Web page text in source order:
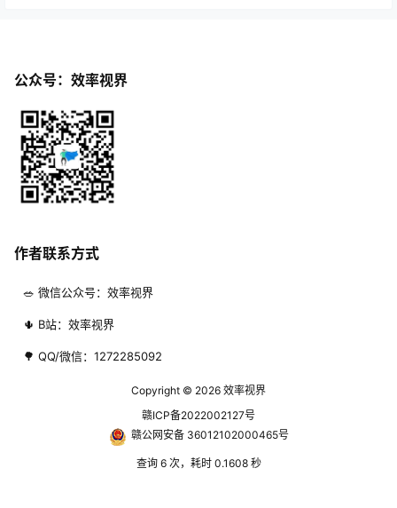
公众号：效率视界
作者联系方式
🥗 微信公众号：效率视界
🌵 B站：效率视界
🌳 QQ/微信：1272285092
Copyright © 2026 效率视界
赣ICP备2022002127号
赣公网安备 36012102000465号
查询 6 次，耗时 0.1608 秒